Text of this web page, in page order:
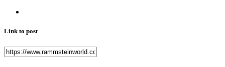
Link to post